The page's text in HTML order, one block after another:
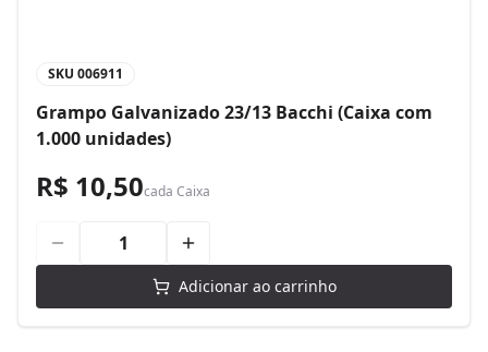
SKU 006911
Grampo Galvanizado 23/13 Bacchi (Caixa com
1.000 unidades)
R$ 10,50cada Caixa
Adicionar ao carrinho